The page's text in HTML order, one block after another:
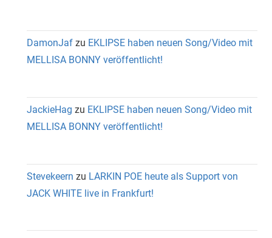
DamonJaf zu EKLIPSE haben neuen Song/Video mit
MELLISA BONNY veröffentlicht!
JackieHag zu EKLIPSE haben neuen Song/Video mit
MELLISA BONNY veröffentlicht!
Stevekeern zu LARKIN POE heute als Support von
JACK WHITE live in Frankfurt!